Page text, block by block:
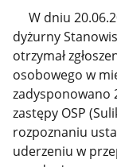
W dniu
dyżurny
otrzymał
osobowego w
zadysponowano
zastępy OSP
rozpoznaniu
uderzeniu w